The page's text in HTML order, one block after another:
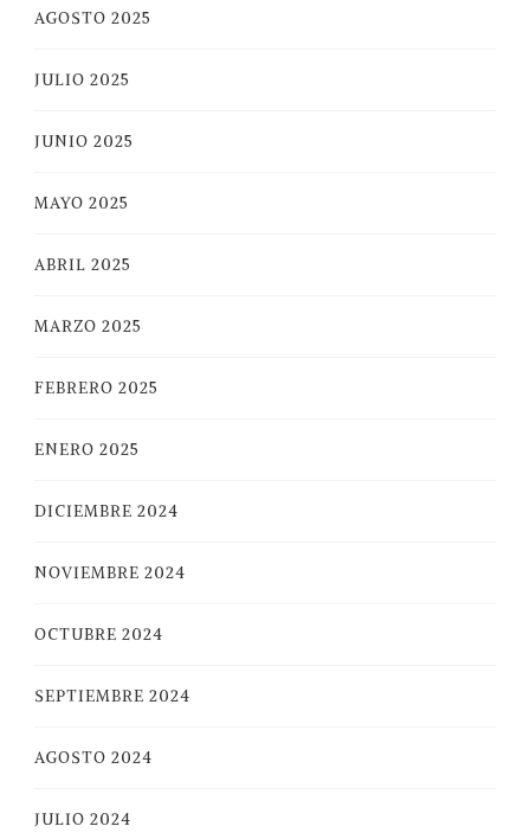
AGOSTO 2025
JULIO 2025
JUNIO 2025
MAYO 2025
ABRIL 2025
MARZO 2025
FEBRERO 2025
ENERO 2025
DICIEMBRE 2024
NOVIEMBRE 2024
OCTUBRE 2024
SEPTIEMBRE 2024
AGOSTO 2024
JULIO 2024